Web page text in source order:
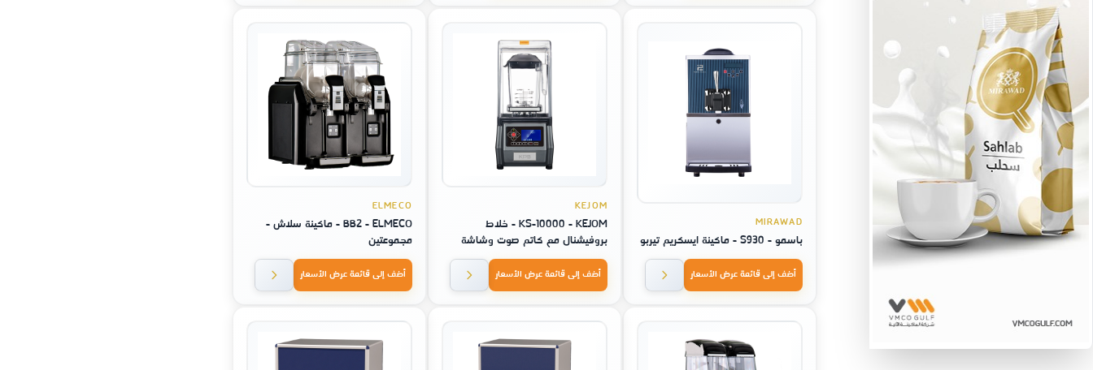
MIRAWAD
باسمو - S930 - ماكينة ايسكريم تيربو
أضف إلى قائمة عرض الأسعار
KEJOM
KS-10000 - KEJOM - خلاط
بروفيشنال مع كاتم صوت وشاشة
لمس ستايل امريكي
أضف إلى قائمة عرض الأسعار
ELMECO
BB2 - ELMECO - ماكينة سلاش -
مجموعتين
أضف إلى قائمة عرض الأسعار